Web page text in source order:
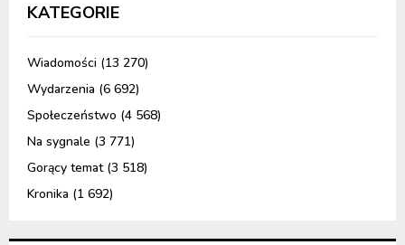
KATEGORIE
Wiadomości (13 270)
Wydarzenia (6 692)
Społeczeństwo (4 568)
Na sygnale (3 771)
Gorący temat(3 518)
Kronika (1 692)